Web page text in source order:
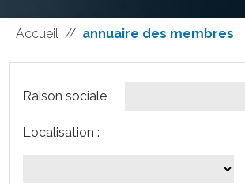
Accueil // annuaire des membres
Raison sociale :
Localisation :